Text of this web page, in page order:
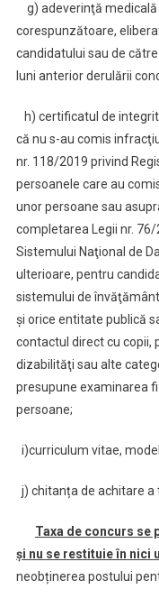
g) adeverinţă
corespunzătoare,
candidatului sau de
luni anterior derulării
h) certificatul de
că nu s-au comis
nr. 118/2019 privind
persoanele care au
unor persoane sau
completarea Legii nr.
Sistemului Naţional de
ulterioare, pentru
sistemului de
şi orice entitate publică
contactul direct cu copii,
dizabilităţi sau alte
presupune examinarea
persoane;
i)curriculum vitae,
j) chitanța de achitare a
Taxa de concurs se
și nu se restituie în nici
neobținerea postului